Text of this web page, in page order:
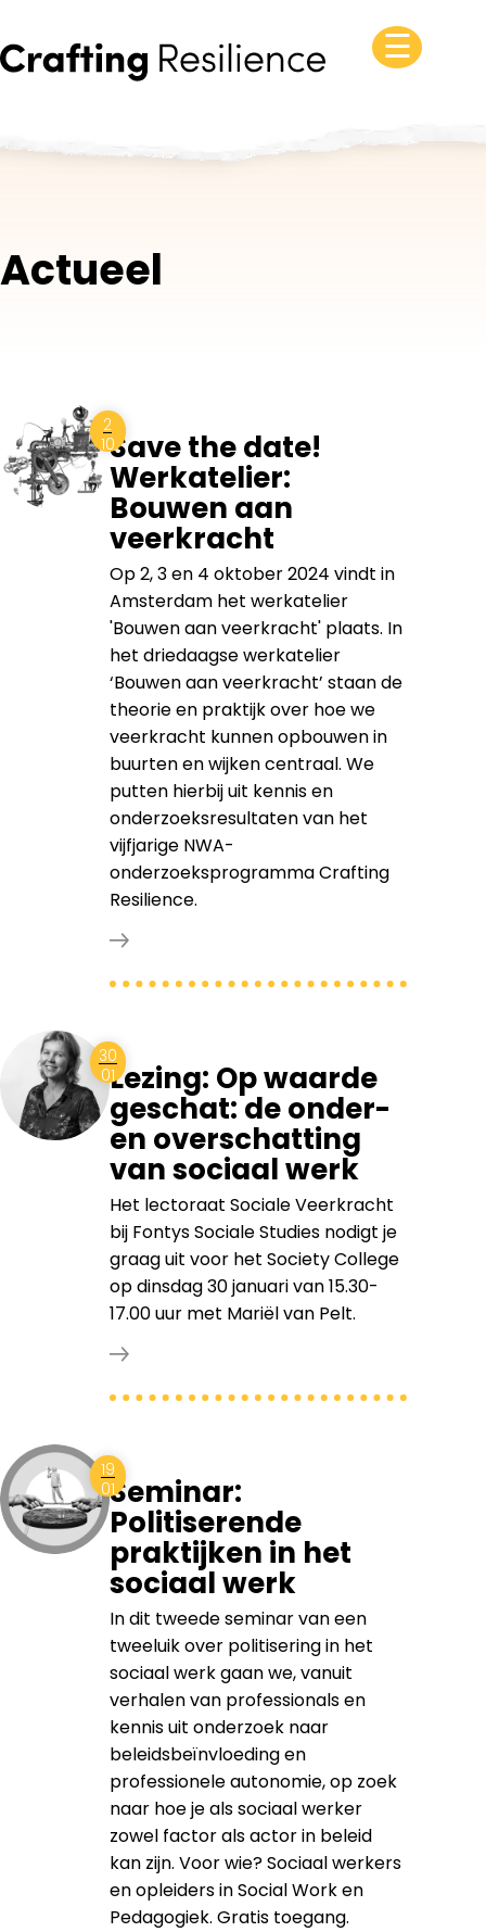
☰
Actueel
2
10Save the date!
Werkatelier:
Bouwen aan
veerkracht
Op 2, 3 en 4 oktober 2024 vindt in
Amsterdam het werkatelier
'Bouwen aan veerkracht' plaats. In
het driedaagse werkatelier
‘Bouwen aan veerkracht’ staan de
theorie en praktijk over hoe we
veerkracht kunnen opbouwen in
buurten en wijken centraal. We
putten hierbij uit kennis en
onderzoeksresultaten van het
vijfjarige NWA-
onderzoeksprogramma Crafting
Resilience.
30
01Lezing: Op waarde
geschat: de onder-
en overschatting
van sociaal werk
Het lectoraat Sociale Veerkracht
bij Fontys Sociale Studies nodigt je
graag uit voor het Society College
op dinsdag 30 januari van 15.30-
17.00 uur met Mariël van Pelt.
19
01Seminar:
Politiserende
praktijken in het
sociaal werk
In dit tweede seminar van een
tweeluik over politisering in het
sociaal werk gaan we, vanuit
verhalen van professionals en
kennis uit onderzoek naar
beleidsbeïnvloeding en
professionele autonomie, op zoek
naar hoe je als sociaal werker
zowel factor als actor in beleid
kan zijn. Voor wie? Sociaal werkers
en opleiders in Social Work en
Pedagogiek. Gratis toegang.